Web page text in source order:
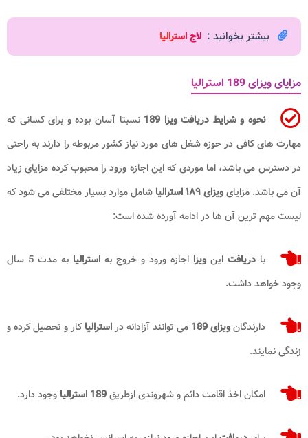
بیشتر بخوانید : لاج استرالیا
مزایای ویزای 189 استرالیا
نحوه و شرایط دریافت ویزا 189
نسبتا آسان بوده و برای کسانی که
مهارت های کافی در حوزه شغل های مورد نیاز کشور مربوطه را دارند به راحتی
در دسترس می باشد، اما موردی که این اجازه ورود را محبوب کرده مزایای زیاد
آن می باشد. مزایایویزای ۱۸۹ استرالیا
شامل موارد بسیار مختلفی می شود که
لیست مهم ترین آن ها در ادامه آورده شده است:
با دریافت این ویزا اجازه ورود و خروج به استرالیا
به مدت 5 سال
وجود خواهد داشت.
دارندگانویزای 189 می توانند آزادانه دراسترالیاکار و تحصیل کرده و
زندگی نمایند.
امکان اخذ اقامت دائم و شهروندی ازطریق189 استرالیا وجود دارد.